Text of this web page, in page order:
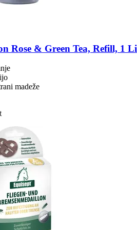
Rose & Green Tea, Refill, 1
madeže